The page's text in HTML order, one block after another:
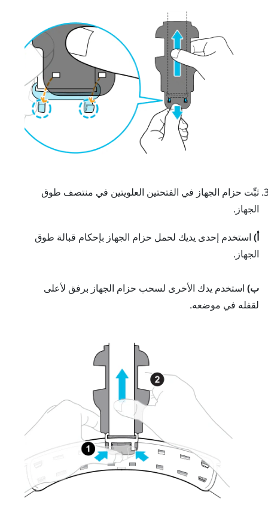
ثبِّت حزام الجهاز في الفتحتين العلويتين في منتصف طوق
الجهاز.
أ) استخدم إحدى يديك لحمل حزام الجهاز بإحكام قبالة طوق
الجهاز.
ب) استخدم يدك الأخرى لسحب حزام الجهاز برفق لأعلى
لقفله في موضعه.